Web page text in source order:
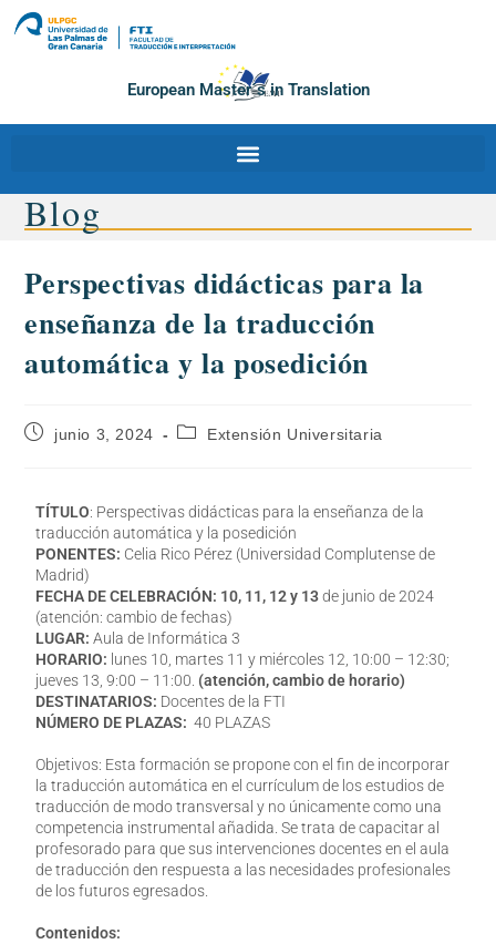
European Master´s in Translation
Blog
Perspectivas didácticas para la
enseñanza de la traducción
automática y la posedición
junio 3, 2024 Extensión Universitaria
TÍTULO: Perspectivas didácticas para la enseñanza de la
traducción automática y la posedición
PONENTES: Celia Rico Pérez (Universidad Complutense de
Madrid)
FECHA DE CELEBRACIÓN: 10, 11, 12 y 13de junio de 2024
(atención: cambio de fechas)
LUGAR: Aula de Informática 3
HORARIO: lunes 10, martes 11 y miércoles 12, 10:00 – 12:30;
jueves 13, 9:00 – 11:00. (atención, cambio de horario)
DESTINATARIOS: Docentes de la FTI
NÚMERO DE PLAZAS: 40 PLAZAS
Objetivos: Esta formación se propone con el fin de incorporar
la traducción automática en el currículum de los estudios de
traducción de modo transversal y no únicamente como una
competencia instrumental añadida. Se trata de capacitar al
profesorado para que sus intervenciones docentes en el aula
de traducción den respuesta a las necesidades profesionales
de los futuros egresados.
Contenidos: